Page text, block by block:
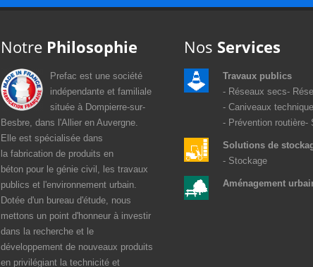
Notre Philosophie
Prefac est une société
indépendante et familiale
située à Dompierre-sur-
Besbre, dans l'Allier en Auvergne.
Elle est spécialisée dans
la fabrication de produits en
béton pour le génie civil, les travaux
publics et l'environnement urbain.
Dotée d'un bureau d'étude, nous
mettons un point d'honneur à investir
dans la recherche et le
développement de nouveaux produits
en privilégiant la technicité et
Nos Services
Travaux publics
Réseaux secs
Caniveaux
Prévention routière
Solutions de
Stockage
Aménagement